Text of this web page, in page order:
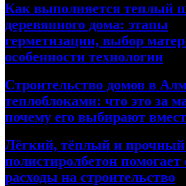
Как выполняется теплый
деревянного дома: этапы
герметизации, выбор
особенности технологии
Строительство домов в
теплоблоками: что это за
почему его выбирают
Лёгкий, тёплый и
полистиролбетон помогает
расходы на строительство